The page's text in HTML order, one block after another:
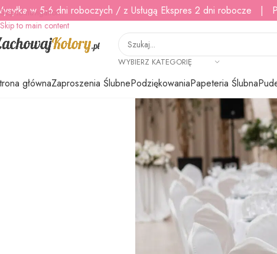
Skip to navigation
Skip to main content
w 5-6 dni roboczych / z Usługą Ekspres 2 dni robocze |
WYBIERZ KATEGORIĘ
głównaZaproszenia ŚlubnePodziękowaniaPapeteria Ślubna